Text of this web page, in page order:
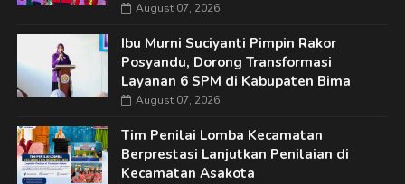
August 07, 2026
Ibu Murni Suciyanti Pimpin Rakor
Posyandu, Dorong Transformasi
Layanan 6 SPM di Kabupaten Bima
August 07, 2026
Tim Penilai Lomba Kecamatan
Berprestasi Lanjutkan Penilaian di
Kecamatan Asakota